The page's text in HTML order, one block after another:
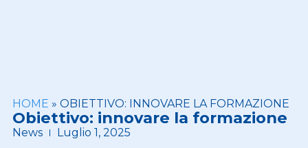
HOME » OBIETTIVO: INNOVARE LA FORMAZIONE
Obiettivo: innovare la formazione
News Luglio 1, 2025